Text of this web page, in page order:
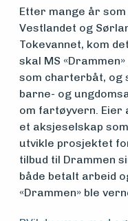
Vern,
vedlikehold
og drift
Om
foreningen
Aktuelt
Etter mange år
Vestlandet og
Tokevannet, kom
skal MS
som charterbåt, og
barne- og
om fartøyvern. Eier
et aksjeselskap
utvikle prosjektet
tilbud til Drammen
både betalt arbeid
«Drammen» ble